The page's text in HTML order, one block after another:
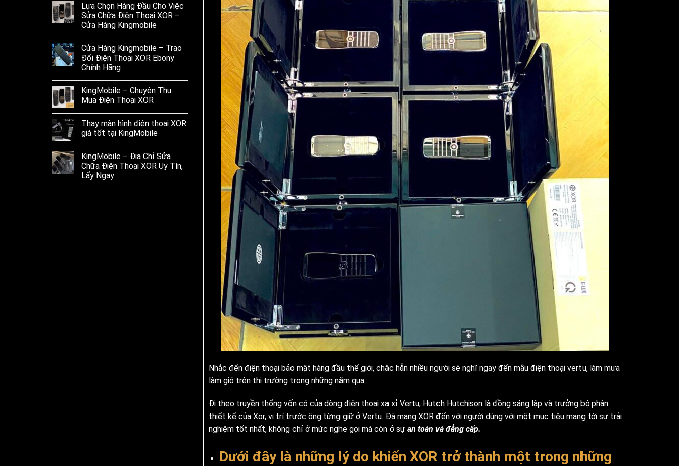
Lựa Chọn Hàng Đầu Cho Việc
Sửa Chữa Điện Thoại XOR –
Cửa Hàng Kingmobile
Cửa Hàng Kingmobile – Trao
Đổi Điện Thoại XOR Ebony
Chính Hãng
KingMobile – Chuyên Thu
Mua Điện Thoại XOR
Thay màn hình điện thoại XOR
giá tốt tại KingMobile
KingMobile – Địa Chỉ Sửa
Chữa Điện Thoại XOR Uy Tín,
Lấy Ngay
Nhắc đến điện thoại bảo mật hàng đầu thế giới, chắc hẳn nhiều người sẽ nghĩ ngay đến mẫu điện thoại vertu, làm mưa
làm gió trên thị trường trong những năm qua.
Đi theo truyền thống vốn có của dòng điện thoại xa xỉ Vertu, Hutch Hutchison là đồng sáng lập và trưởng bộ phận
thiết kế của Xor, vị trí trước ông từng giữ ở Vertu. Đã mang XOR đến với người dùng với một mục tiêu mang tới sự trải
nghiệm tốt nhất, không chỉ ở mức nghe gọi mà còn ở sự an toàn và đẳng cấp.
Dưới đây là những lý do khiến XOR trở thành một trong những